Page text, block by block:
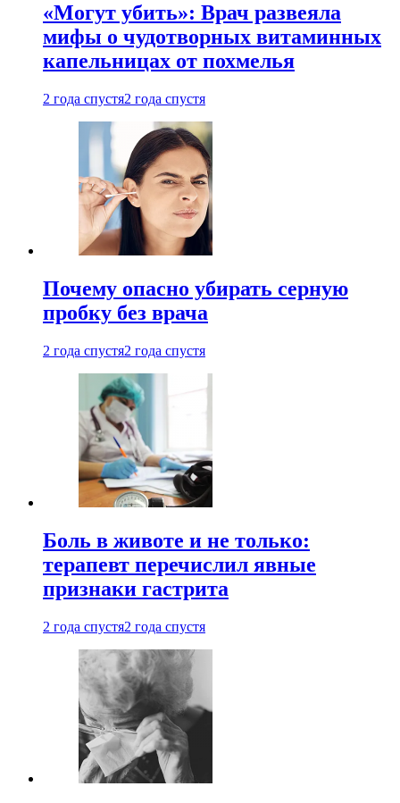
«Могут убить»: Врач развеяла
мифы о чудотворных витаминных
капельницах от похмелья
2 года спустя2 года спустя
Почему опасно убирать серную
пробку без врача
2 года спустя2 года спустя
Боль в животе и не только:
терапевт перечислил явные
признаки гастрита
2 года спустя2 года спустя